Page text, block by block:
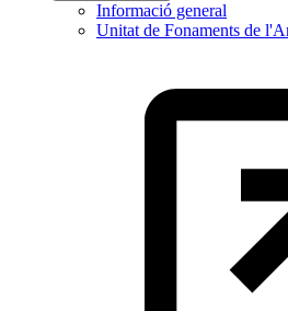
Informació general
Unitat de Fonaments de